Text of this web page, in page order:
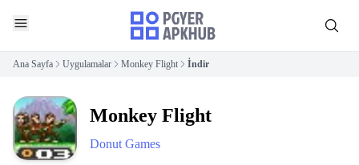
Ana Sayfa Uygulamalar Monkey Flight İndir
Monkey Flight
Donut Games